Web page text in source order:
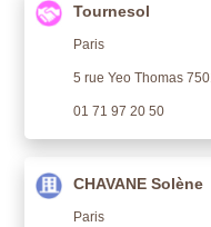
Tournesol
Paris
5 rue Yeo Thomas
01 71 97 20 50
CHAVANE Solène
Paris